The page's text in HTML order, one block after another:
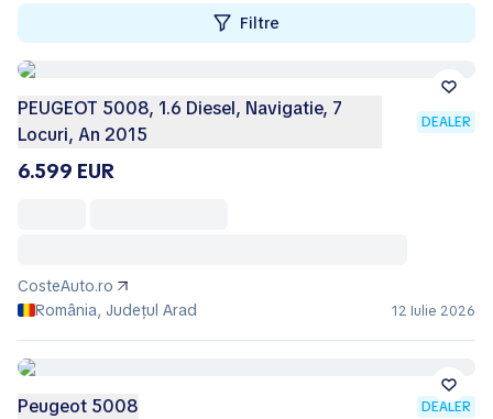
Filtre
PEUGEOT 5008, 1.6 Diesel, Navigatie, 7
Locuri, An 2015
DEALER
6.599 EUR
CosteAuto.ro
România, Județul Arad
12 Iulie 2026
Peugeot 5008 DEALER